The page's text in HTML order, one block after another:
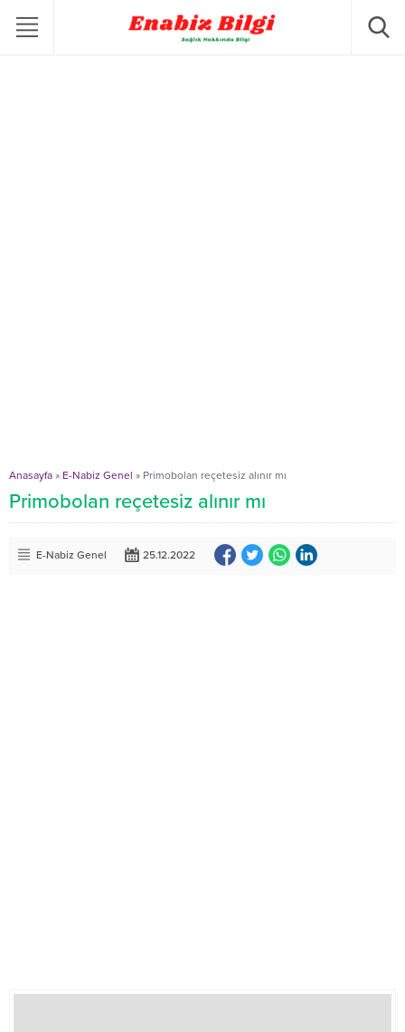
Anasayfa » E-Nabiz Genel » Primobolan reçetesiz alınır mı
Primobolan reçetesiz alınır mı
E-Nabiz Genel 25.12.2022